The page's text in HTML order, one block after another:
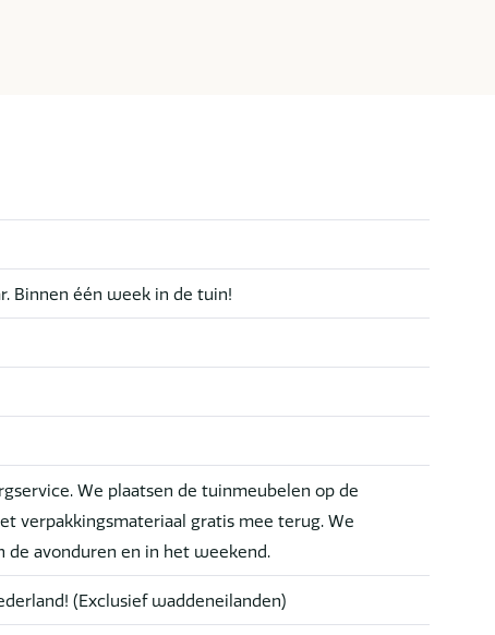
Binnen één week in de tuin!
We plaatsen de tuinmeubelen op de
verpakkingsmateriaal gratis mee terug. We
de avonduren en in het weekend.
(Exclusief waddeneilanden)